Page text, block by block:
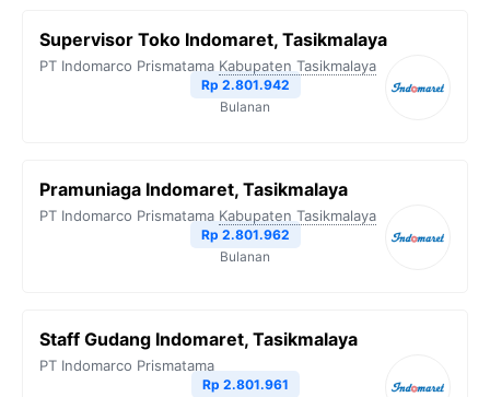
Supervisor Toko Indomaret, Tasikmalaya
PT Indomarco Prismatama Kabupaten Tasikmalaya
Rp 2.801.942
Bulanan
Pramuniaga Indomaret, Tasikmalaya
PT Indomarco Prismatama Kabupaten Tasikmalaya
Rp 2.801.962
Bulanan
Staff Gudang Indomaret, Tasikmalaya
PT Indomarco Prismatama
Rp 2.801.961